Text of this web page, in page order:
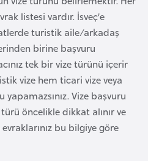
listesi vardır. İsveç’e
turistik aile/arkadaş
birine başvuru
tek bir vize türünü içerir
vize hem ticari vize veya
Vize başvuru
öncelikle dikkat alınır ve
bu bilgiye göre